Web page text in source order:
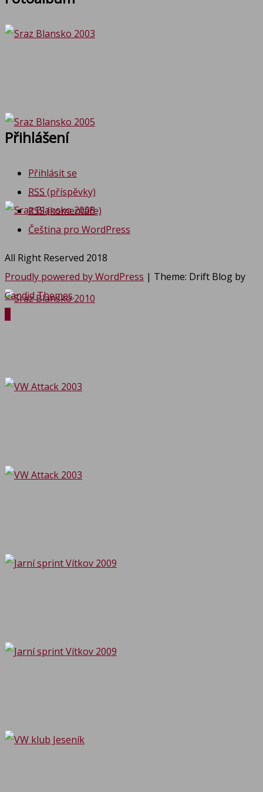
Přihlášení
Přihlásit se
RSS (příspěvky)
RSS(komentáře)
Čeština pro WordPress
All Right Reserved 2018
Proudly powered by WordPress | Theme: Drift Blog by
Candid Themes.